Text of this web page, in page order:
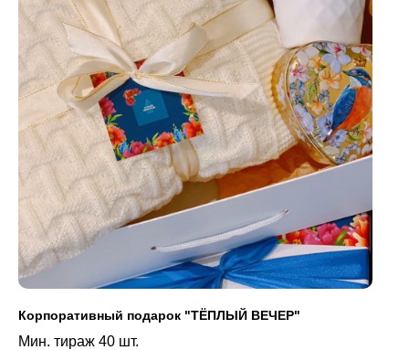
Корпоративный подарок "ТЁПЛЫЙ ВЕЧЕР"
Мин. тираж 40 шт.